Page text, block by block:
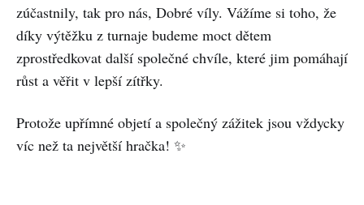
zúčastnily, tak pro nás, Dobré víly. Vážíme si toho, že
díky výtěžku z turnaje budeme moct dětem
zprostředkovat další společné chvíle, které jim pomáhají
růst a věřit v lepší zítřky.
Protože upřímné objetí a společný zážitek jsou vždycky
víc než ta největší hračka! ✨